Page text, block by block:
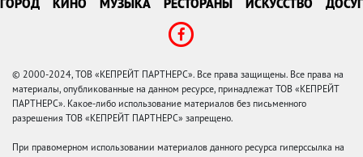
ГОРОД КИНО МУЗЫКА РЕСТОРАНЫ ИСКУССТВО ДОСУГ
© 2000-2024, ТОВ «КЕПРЕЙТ ПАРТНЕРС». Все права защищены. Все права на
материалы, опубликованные на данном ресурсе, принадлежат ТОВ «КЕПРЕЙТ
ПАРТНЕРС». Какое-либо использование материалов без письменного
разрешения ТОВ «КЕПРЕЙТ ПАРТНЕРС» запрещено.
При правомерном использовании материалов данного ресурса гиперссылка на